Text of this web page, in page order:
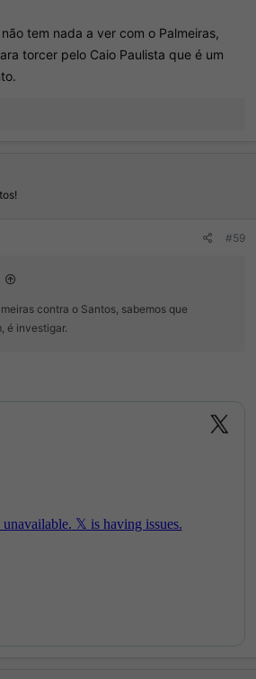
tem nada a ver com o Palmeiras,
torcer pelo Caio Paulista que é um
#59
contra o Santos, sabemos que
é investigar.